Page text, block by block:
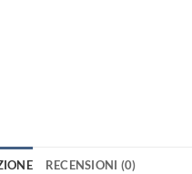
RECENSIONI (0)